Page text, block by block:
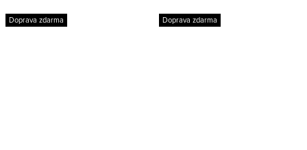
Doprava zdarma Doprava zdarma